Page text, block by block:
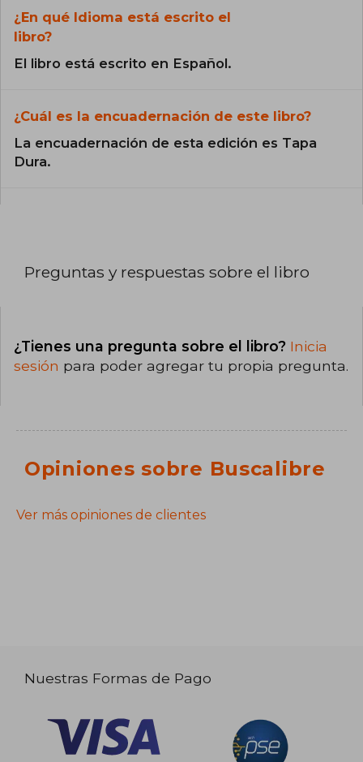
¿En qué Idioma está escrito el
libro?
El libro está escrito en Español.
¿Cuál es la encuadernación de este libro?
La encuadernación de esta edición es Tapa
Dura.
Preguntas y respuestas sobre el libro
¿Tienes una pregunta sobre el libro? Inicia
sesión para poder agregar tu propia pregunta.
Opiniones sobre Buscalibre
Ver más opiniones de clientes
Nuestras Formas de Pago